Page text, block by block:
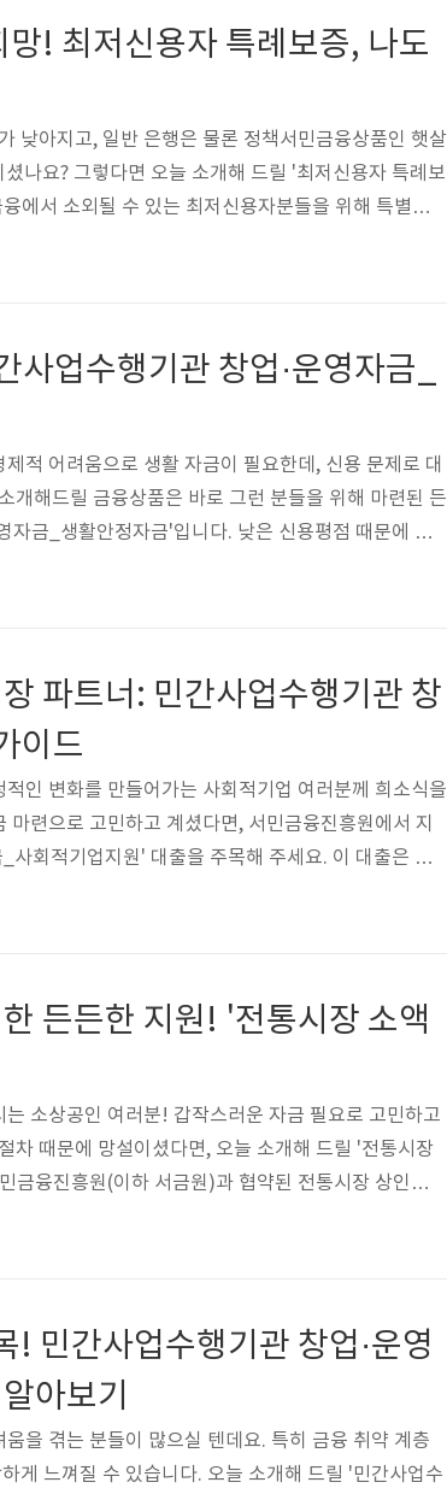
대출기간(상환,..
! 최저신용자 특례보증, 나도
낮아지고, 일반 은행은 물론 정책서민금융상품인 햇살
나요? 그렇다면 오늘 소개해 드릴 '최저신용자 특례보
에서 소외될 수 있는 최저신용자분들을 위해 특별히
든든한 보증을 제공합니다. 높은 문턱 때문에 좌절했
15.9(고정..
업수행기관 창업·운영자금_
적 어려움으로 생활 자금이 필요한데, 신용 문제로 대
개해드릴 금융상품은 바로 그런 분들을 위해 마련된 든
자금_생활안정자금'입니다. 낮은 신용평점 때문에 고
형 상품으로, 최대 1천만원까지 연 6%의 고정금리로
생계대출기간 5년상품요건대출한..
파트너: 민간사업수행기관 창
이드
인 변화를 만들어가는 사회적기업 여러분께 희소식을
련으로 고민하고 계셨다면, 서민금융진흥원에서 지
사회적기업지원' 대출을 주목해 주세요. 이 대출은 사
회적 가치 실현을 돕기 위해 마련된 실용적인 금융 상
투자용도 운영·시설대출기간 5년상품요건대..
든든한 지원! '전통시장 소액
소상공인 여러분! 갑작스러운 자금 필요로 고민하고
차 때문에 망설이셨다면, 오늘 소개해 드릴 '전통시장
금융진흥원(이하 서금원)과 협약된 전통시장 상인회를
요한 자금을 최대 1,000만원까지, 연 0~4.5%의 고정
..
! 민간사업수행기관 창업·운영
아보기
을 겪는 분들이 많으실 텐데요. 특히 금융 취약 계층
게 느껴질 수 있습니다. 오늘 소개해 드릴 '민간사업수